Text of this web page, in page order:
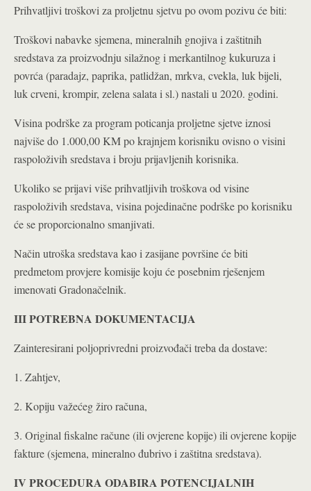
Prihvatljivi troškovi za proljetnu sjetvu po ovom pozivu će biti:
Troškovi nabavke sjemena, mineralnih gnojiva i zaštitnih
sredstava za proizvodnju silažnog i merkantilnog kukuruza i
povrća (paradajz, paprika, patlidžan, mrkva, cvekla, luk bijeli,
luk crveni, krompir, zelena salata i sl.) nastali u 2020. godini.
Visina podrške za program poticanja proljetne sjetve iznosi
najviše do 1.000,00 KM po krajnjem korisniku ovisno o visini
raspoloživih sredstava i broju prijavljenih korisnika.
Ukoliko se prijavi više prihvatljivih troškova od visine
raspoloživih sredstava, visina pojedinačne podrške po korisniku
će se proporcionalno smanjivati.
Način utroška sredstava kao i zasijane površine će biti
predmetom provjere komisije koju će posebnim rješenjem
imenovati Gradonačelnik.
III POTREBNA DOKUMENTACIJA
Zainteresirani poljoprivredni proizvođači treba da dostave:
1. Zahtjev,
2. Kopiju važećeg žiro računa,
3. Original fiskalne račune (ili ovjerene kopije) ili ovjerene kopije
fakture (sjemena, mineralno đubrivo i zaštitna sredstava).
IV PROCEDURA ODABIRA POTENCIJALNIH